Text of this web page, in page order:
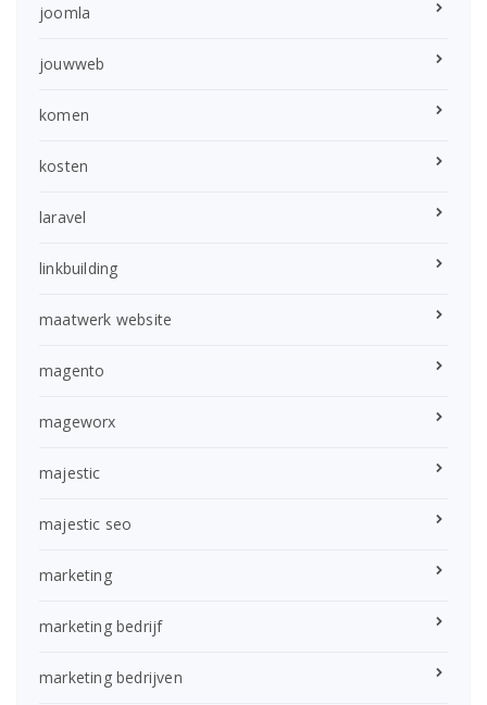
joomla
jouwweb
komen
kosten
laravel
linkbuilding
maatwerk website
magento
mageworx
majestic
majestic seo
marketing
marketing bedrijf
marketing bedrijven